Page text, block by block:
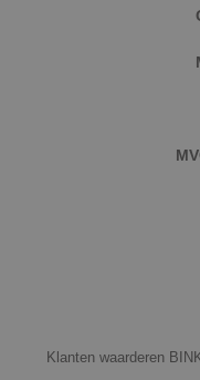
Klanten waarderen